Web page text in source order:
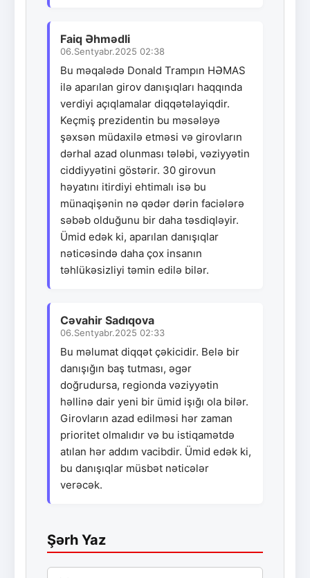
Faiq Əhmədli
06.Sentyabr.2025 02:38
Bu məqalədə Donald Trampın HƏMAS
ilə aparılan girov danışıqları haqqında
verdiyi açıqlamalar diqqətəlayiqdir.
Keçmiş prezidentin bu məsələyə
şəxsən müdaxilə etməsi və girovların
dərhal azad olunması tələbi, vəziyyətin
ciddiyyətini göstərir. 30 girovun
həyatını itirdiyi ehtimalı isə bu
münaqişənin nə qədər dərin faciələrə
səbəb olduğunu bir daha təsdiqləyir.
Ümid edək ki, aparılan danışıqlar
nəticəsində daha çox insanın
təhlükəsizliyi təmin edilə bilər.
Cəvahir Sadıqova
06.Sentyabr.2025 02:33
Bu məlumat diqqət çəkicidir. Belə bir
danışığın baş tutması, əgər
doğrudursa, regionda vəziyyətin
həllinə dair yeni bir ümid işığı ola bilər.
Girovların azad edilməsi hər zaman
prioritet olmalıdır və bu istiqamətdə
atılan hər addım vacibdir. Ümid edək ki,
bu danışıqlar müsbət nəticələr
verəcək.
Şərh Yaz